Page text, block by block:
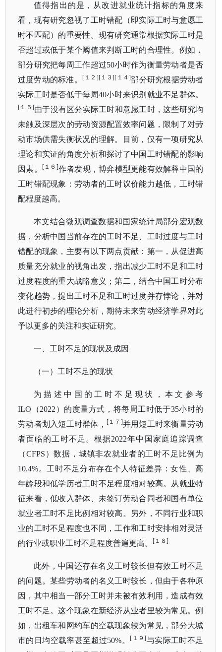
值得指出的是，从改进就业统计指标的角度来
看，现有研究忽视了工时错配（即实际工时与意愿工
时不匹配）的重要性。现有研究通常根据实际工时是
否超过或低于某个阈值来判断工时的合理性。例如，
部分研究把每周工作超过50小时作为衡量劳动者是否
过度劳动的标准。
[１２][１３][１４]部分研究根据劳动者
实际工时是否低于每周40小时来识别就业不足群体。
[１５]由于没有区分实际工时和意愿工时，这些研究均
未触及深层次的劳动资源配置效率问题，限制了对劳
动市场供需失衡状况的理解。目前，仅有一项研究从
理论和实证的角度分析和探讨了中国工时错配的影响
因素。
[１６]作者发现，博弈模型更能有效解释中国的
工时错配现象：劳动者的工时议价能力越低，工时错
配程度越高。
本文结合微观调查数据和国家统计局部分宏观数
据，分析中国当前存在的工时不足、工时过度与工时
错配的现象，主要有以下两点贡献：第一，从促进高
质量充分就业的视角出发，指出减少工时不足和工时
过度程度的重大战略意义；第二，结合中国工时分布
变化趋势，提出工时不足和工时过度并存悖论， 并对
此进行初步的理论分析，期待未来劳动经济学界对此
予以更多的关注和实证研究。
一、工时不足的现状及成因
（一）工时不足的现状
为描述中国的工时不足现状，本文参考
ILO（2022）的度量方式，将每周工时低于35小时的
劳动者划入短工时群体， [１７]并用短工时来衡量劳动
者面临的工时不足。根据2022年中国家庭追踪调查
（CFPS）数据，城镇非农就业者的工时不足比例为
10.4%。工时不足分布存在个人特征差异：女性、高
年龄段和低学历者工时不足程度相对较高。从就业特
征来看，低收入群体、未签订劳动合同者和国有单位
就业者工时不足比例相对较高。另外，不同行业和职
业的工时不足程度也不同，工作和工时安排相对灵活
的行业或职业工时不足程度普遍更高。
[１８]
此外，中国还存在名义工时较长但有效工时不足
的问题。某些劳动者的名义工时较长，但由于各种原
因，其中相当一部分工时并未被有效利用，造成有效
工时不足。这个现象在新经济从业者里较为常见。例
如，出租车和网约车的空载现象较为常见，部分大城
市的日均空载率甚至超过50%。[１９]与实际工时不足